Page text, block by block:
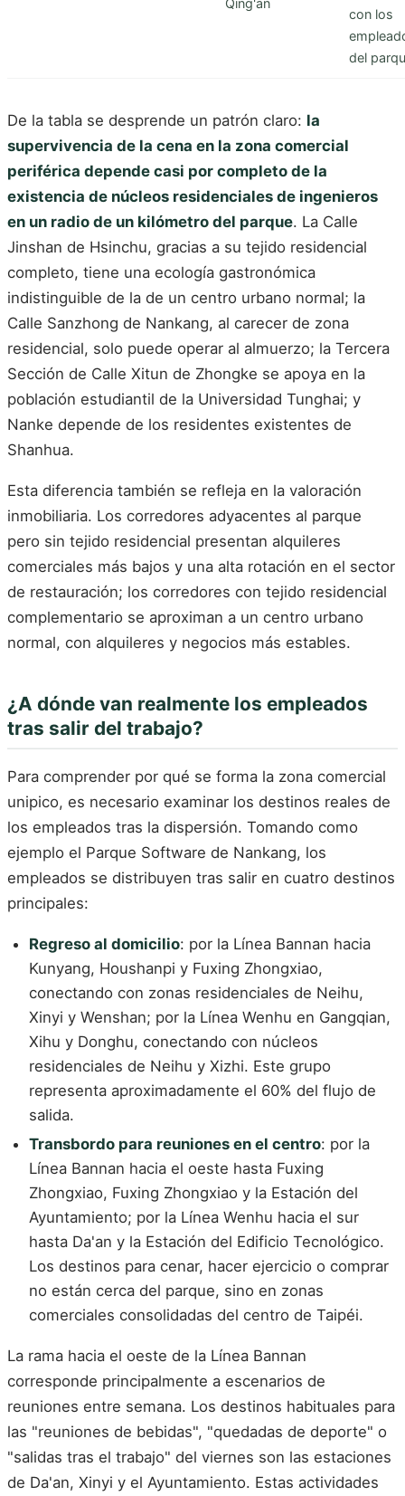
con los
del
De la tabla se desprende un patrón claro: la
supervivencia de la cena en la zona comercial
periférica depende casi por completo de la
existencia de núcleos residenciales de ingenieros
en un radio de un kilómetro del parque. La Calle
Jinshan de Hsinchu, gracias a su tejido residencial
completo, tiene una ecología gastronómica
indistinguible de la de un centro urbano normal; la
Calle Sanzhong de Nankang, al carecer de zona
residencial, solo puede operar al almuerzo; la Tercera
Sección de Calle Xitun de Zhongke se apoya en la
población estudiantil de la Universidad Tunghai; y
Nanke depende de los residentes existentes de
Shanhua.
Esta diferencia también se refleja en la valoración
inmobiliaria. Los corredores adyacentes al parque
pero sin tejido residencial presentan alquileres
comerciales más bajos y una alta rotación en el sector
de restauración; los corredores con tejido residencial
complementario se aproximan a un centro urbano
normal, con alquileres y negocios más estables.
¿A dónde van realmente los empleados
tras salir del trabajo?
Para comprender por qué se forma la zona comercial
unipico, es necesario examinar los destinos reales de
los empleados tras la dispersión. Tomando como
ejemplo el Parque Software de Nankang, los
empleados se distribuyen tras salir en cuatro destinos
principales:
Regreso al domicilio: por la Línea Bannan hacia
Kunyang, Houshanpi y Fuxing Zhongxiao,
conectando con zonas residenciales de Neihu,
Xinyi y Wenshan; por la Línea Wenhu en Gangqian,
Xihu y Donghu, conectando con núcleos
residenciales de Neihu y Xizhi. Este grupo
representa aproximadamente el 60% del flujo de
salida.
Transbordo para reuniones en el centro: por la
Línea Bannan hacia el oeste hasta Fuxing
Zhongxiao, Fuxing Zhongxiao y la Estación del
Ayuntamiento; por la Línea Wenhu hacia el sur
hasta Da'an y la Estación del Edificio Tecnológico.
Los destinos para cenar, hacer ejercicio o comprar
no están cerca del parque, sino en zonas
comerciales consolidadas del centro de Taipéi.
La rama hacia el oeste de la Línea Bannan
corresponde principalmente a escenarios de
reuniones entre semana. Los destinos habituales para
las "reuniones de bebidas", "quedadas de deporte" o
"salidas tras el trabajo" del viernes son las estaciones
de Da'an, Xinyi y el Ayuntamiento. Estas actividades